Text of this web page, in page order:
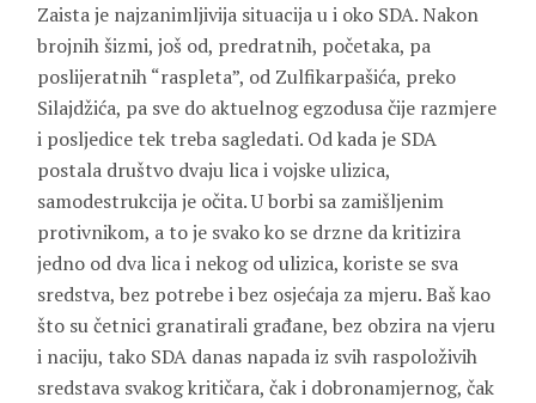
Zaista je najzanimljivija situacija u i oko SDA. Nakon
brojnih šizmi, još od, predratnih, početaka, pa
poslijeratnih “raspleta”, od Zulfikarpašića, preko
Silajdžića, pa sve do aktuelnog egzodusa čije razmjere
i posljedice tek treba sagledati. Od kada je SDA
postala društvo dvaju lica i vojske ulizica,
samodestrukcija je očita. U borbi sa zamišljenim
protivnikom, a to je svako ko se drzne da kritizira
jedno od dva lica i nekog od ulizica, koriste se sva
sredstva, bez potrebe i bez osjećaja za mjeru. Baš kao
što su četnici granatirali građane, bez obzira na vjeru
i naciju, tako SDA danas napada iz svih raspoloživih
sredstava svakog kritičara, čak i dobronamjernog, čak